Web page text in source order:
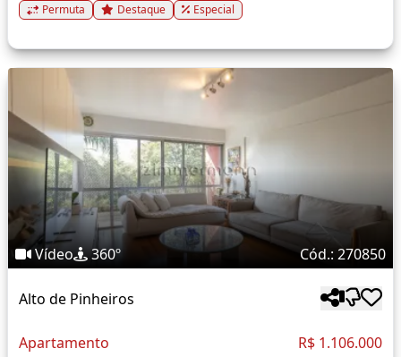
Permuta Destaque Especial
Vídeo 360º Cód.: 270850
Alto de Pinheiros
Apartamento R$ 1.106.000